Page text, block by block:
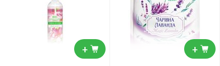
+ +